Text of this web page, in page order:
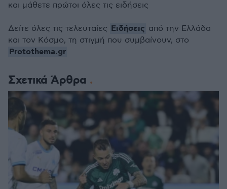
Σχετικά Άρθρα
και μάθετε πρώτοι όλες τις ειδήσεις
Δείτε όλες τις τελευταίες Ειδήσεις από την Ελλάδα
και τον Κόσμο, τη στιγμή που συμβαίνουν, στο
Protothema.gr